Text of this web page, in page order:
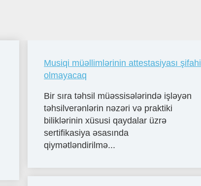
Musiqi müəllimlərinin attestasiyası şifahi
olmayacaq
Bir sıra təhsil müəssisələrində işləyən
təhsilverənlərin nəzəri və praktiki
biliklərinin xüsusi qaydalar üzrə
sertifikasiya əsasında
qiymətləndirilmə...